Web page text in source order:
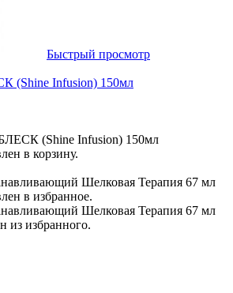
Быстрый просмотр
(Shine Infusion) 150мл
(Shine Infusion) 150мл
в корзину.
Шелковая Терапия 67 мл
в избранное.
Шелковая Терапия 67 мл
из избранного.